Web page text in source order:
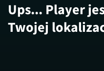
Ups... Player
Twojej